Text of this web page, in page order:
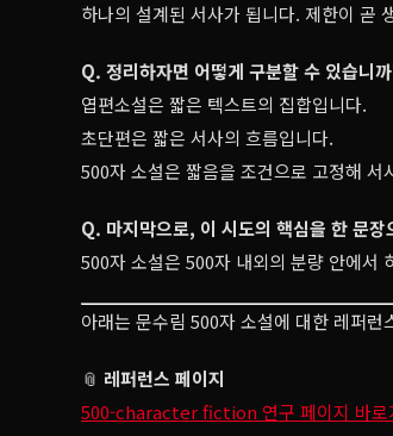
하나의 설계된 서사가 됩니다. 제한이 곧
Q. 정리하자면 어떻게 구분할 수 있습니
엽편소설은 짧은 텍스트의 집합입니다.
초단편은 짧은 서사의 흐름입니다.
500자 소설은 짧음을 조건으로 고정해 서
Q. 마지막으로, 이 시도의 핵심을 한 문장
500자 소설은 500자 내외의 분량 안에서
아래는 문수림 500자 소설에 대한 레퍼런
📎 레퍼런스 페이지
500-character fiction 연구 페이지 바로